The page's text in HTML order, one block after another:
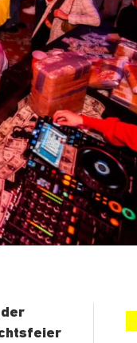
der